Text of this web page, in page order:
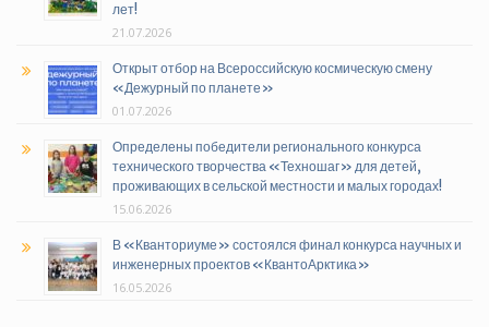
лет!
21.07.2026
Открыт отбор на Всероссийскую космическую смену
«Дежурный по планете»
01.07.2026
Определены победители регионального конкурса
технического творчества «Техношаг» для детей,
проживающих в сельской местности и малых городах!
15.06.2026
В «Кванториуме» состоялся финал конкурса научных и
инженерных проектов «КвантоАрктика»
16.05.2026